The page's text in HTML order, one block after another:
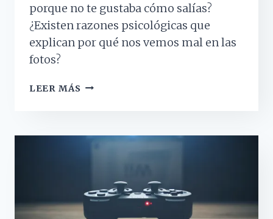
porque no te gustaba cómo salías?
¿Existen razones psicológicas que
explican por qué nos vemos mal en las
fotos?
LEER MÁS LAS
POR
GUSTA
CÓMO